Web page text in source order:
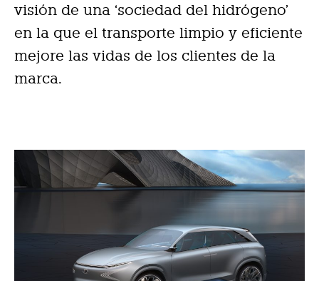
visión de una ‘sociedad del hidrógeno’
en la que el transporte limpio y eficiente
mejore las vidas de los clientes de la
marca.